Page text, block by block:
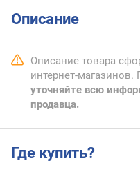
Описание
Описание товара
интернет-магазинов.
уточняйте всю
продавца.
Где купить?